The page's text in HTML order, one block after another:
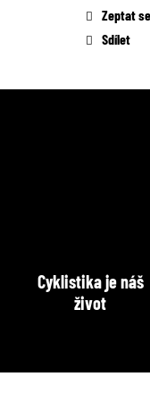
Zeptat se
Sdílet
Cyklistika je náš
život